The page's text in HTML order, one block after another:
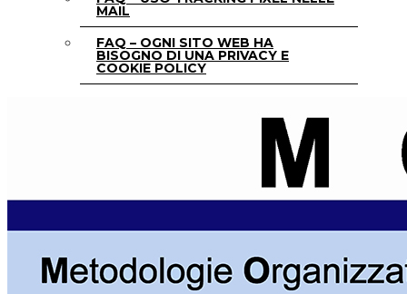
MAIL
FAQ – OGNI SITO WEB HA
BISOGNO DI UNA PRIVACY E
COOKIE POLICY